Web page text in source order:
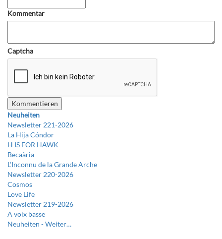
Kommentar
Captcha
Neuheiten
Newsletter 221-2026
La Hija Cóndor
H IS FOR HAWK
Becaària
L’Inconnu de la Grande Arche
Newsletter 220-2026
Cosmos
Love Life
Newsletter 219-2026
A voix basse
Neuheiten -Weiter…